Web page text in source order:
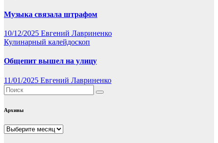
Музыка связала штрафом
10/12/2025 Евгений Лавриненко
Кулинарный калейдоскоп
Общепит вышел на улицу
11/01/2025 Евгений Лавриненко
Архивы
Архивы